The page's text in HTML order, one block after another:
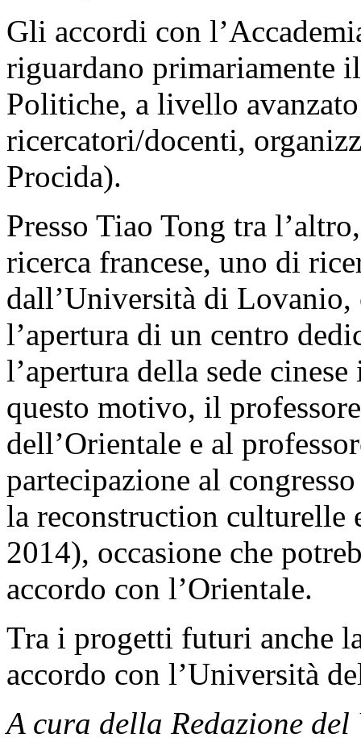
Gli accordi con
riguardano primariamente
Politiche, a livello
ricercatori/docenti,
Procida).
Presso Tiao Tong tra
ricerca francese, uno di
dall’Università di Lovanio,
l’apertura di un centro
l’apertura della sede
questo motivo, il
dell’Orientale e al
partecipazione al
la reconstruction culturelle
2014), occasione che
accordo con l’Orientale.
Tra i progetti futuri anche
accordo con l’Università
A cura della Redazione del